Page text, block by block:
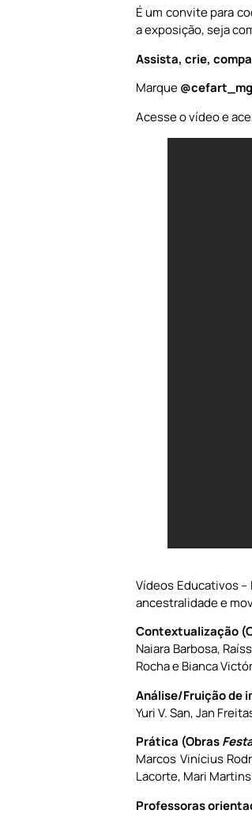
É um convite para
a exposição, seja
Assista, crie,
Marque@cefart_mg
Acesse o vídeo e
Vídeos Educativos –
ancestralidade e
Contextualização
Naiara Barbosa,
Rocha e Bianca
Análise/Fruição de
Yuri V. San, Jan
Prática (Obras
Marcos Vinícius
Lacorte, Mari
Professoras